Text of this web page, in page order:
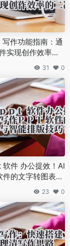
写作功能指南：通
实现创作效率的
31 0
软件 办公提效！AI
的文字转图表与
！”
23 0